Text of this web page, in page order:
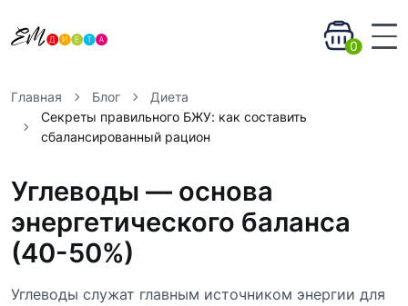
0
Главная Блог
Диета
Секреты правильного БЖУ: как составить
сбалансированный рацион
Углеводы — основа
энергетического баланса
(40-50%)
Углеводы служат главным источником энергии для